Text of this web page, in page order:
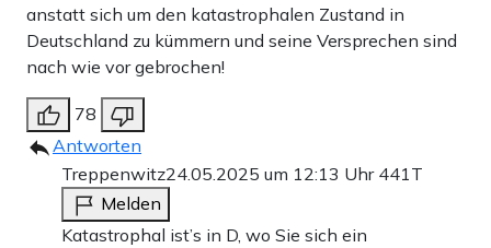
anstatt sich um den katastrophalen Zustand in
Deutschland zu kümmern und seine Versprechen sind
nach wie vor gebrochen!
78
Antworten
Treppenwitz24.05.2025 um 12:13 Uhr 441T
Melden
Katastrophal ist’s in D, wo Sie sich ein